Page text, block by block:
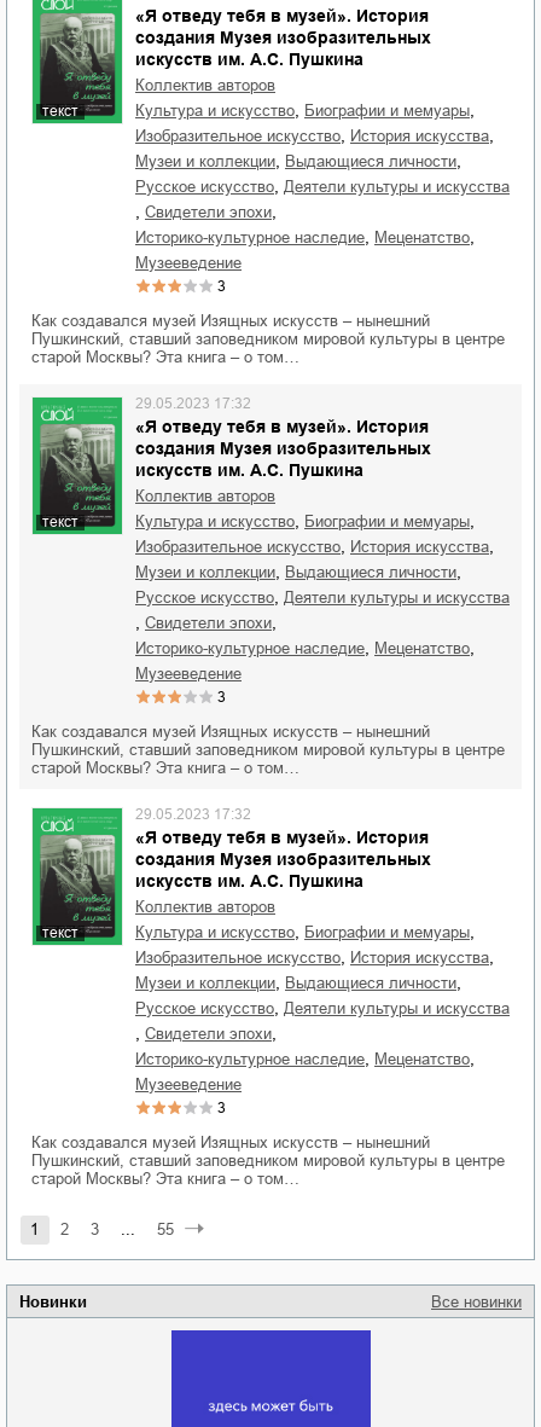
Новинки Все новинки
текст
«Я отведу тебя в музей». История
создания Музея изобразительных
искусств им. А.С. Пушкина
Коллектив авторов
культура и искусство
биографии и мемуары
изобразительное искусство история искусства
музеи и коллекции выдающиеся личности
русское искусство деятели культуры и искусства
свидетели эпохи
историко-культурное наследие меценатство
музееведение
3
Как создавался музей Изящных искусств – нынешний
Пушкинский, ставший заповедником мировой культуры в центре
старой Москвы? Эта книга – о том…
текст
«Я отведу тебя в музей». История
создания Музея изобразительных
искусств им. А.С. Пушкина
29.05.2023 17:32
Коллектив авторов
культура и искусство
биографии и мемуары
изобразительное искусство история искусства
музеи и коллекции выдающиеся личности
русское искусство деятели культуры и искусства
свидетели эпохи
историко-культурное наследие меценатство
музееведение
3
Как создавался музей Изящных искусств – нынешний
Пушкинский, ставший заповедником мировой культуры в центре
старой Москвы? Эта книга – о том…
текст
«Я отведу тебя в музей». История
создания Музея изобразительных
искусств им. А.С. Пушкина
29.05.2023 17:32
Коллектив авторов
культура и искусство
биографии и мемуары
изобразительное искусство история искусства
музеи и коллекции выдающиеся личности
русское искусство деятели культуры и искусства
свидетели эпохи
историко-культурное наследие меценатство
музееведение
3
Как создавался музей Изящных искусств – нынешний
Пушкинский, ставший заповедником мировой культуры в центре
старой Москвы? Эта книга – о том…
1 2 3 ... 55